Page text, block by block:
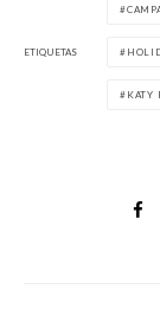
ETIQUETAS
KATY